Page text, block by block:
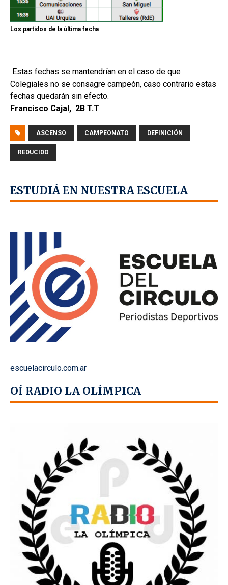
Los partidos de la última fecha
Estas fechas se mantendrían en el caso de que
Colegiales no se consagre campeón, caso contrario estas
fechas quedarán sin efecto.
Francisco Cajal, 2B T.T
ASCENSO CAMPEONATO DEFINICIÓN
REDUCIDO
ESTUDIÁ EN NUESTRA ESCUELA
escuelacirculo.com.ar
OÍ RADIO LA OLÍMPICA